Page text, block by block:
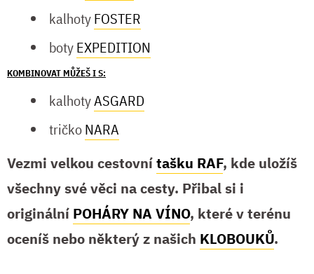
kalhotyFOSTER
botyEXPEDITION
KOMBINOVAT MŮŽEŠ I S:
kalhotyASGARD
tričkoNARA
Vezmi velkou cestovnítašku RAF, kde uložíš
všechny své věci na cesty. Přibal si i
originální POHÁRY NA VÍNO, které v terénu
oceníš nebo některý z našich KLOBOUKŮ.